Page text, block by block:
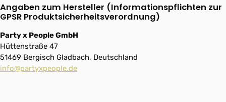
Angaben zum Hersteller (Informationspflichten zur
GPSR Produktsicherheitsverordnung)
Party x People GmbH
Hüttenstraße 47
51469 Bergisch Gladbach, Deutschland
info@partyxpeople.de